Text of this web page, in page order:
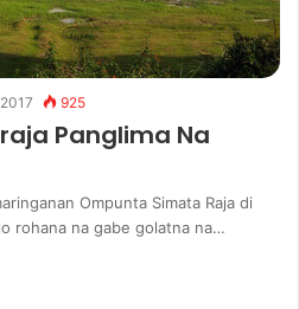
925
Panglima Na
Ompunta Simata Raja di
rohana na gabe golatna na…